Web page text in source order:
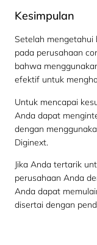
Kesimpulan
Setelah mengetahui
pada perusahaan
bahwa
efektif untuk
Untuk mencapai
Anda dapat
dengan
Diginext.
Jika Anda tertarik
perusahaan Anda
Anda dapat
disertai dengan